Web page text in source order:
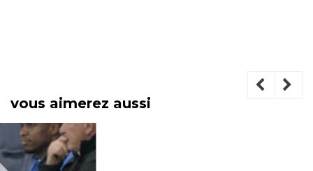
vous aimerez aussi